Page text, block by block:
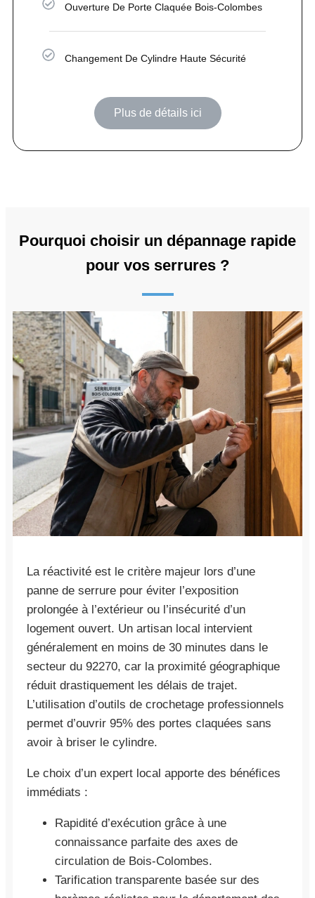
Ouverture De Porte Claquée Bois-Colombes
Changement De Cylindre Haute Sécurité
Plus de détails ici
Pourquoi choisir un dépannage rapide
pour vos serrures ?
La réactivité est le critère majeur lors d’une
panne de serrure pour éviter l’exposition
prolongée à l’extérieur ou l’insécurité d’un
logement ouvert. Un artisan local intervient
généralement en moins de 30 minutes dans le
secteur du 92270, car la proximité géographique
réduit drastiquement les délais de trajet.
L’utilisation d’outils de crochetage professionnels
permet d’ouvrir 95% des portes claquées sans
avoir à briser le cylindre.
Le choix d’un expert local apporte des bénéfices
immédiats :
Rapidité d’exécution grâce à une
connaissance parfaite des axes de
circulation de Bois-Colombes.
Tarification transparente basée sur des